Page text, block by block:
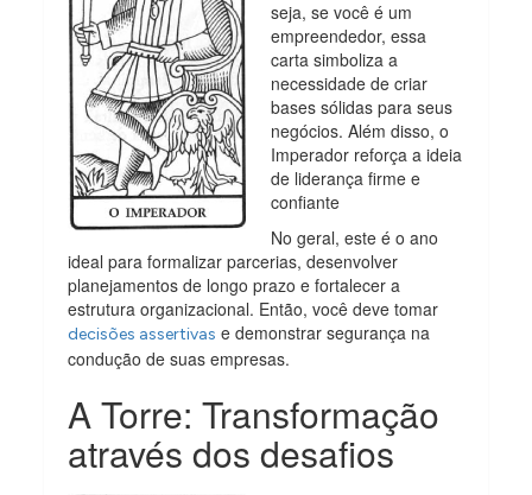
seja, se você é um
empreendedor, essa
carta simboliza a
necessidade de criar
bases sólidas para seus
negócios. Além disso, o
Imperador reforça a ideia
de liderança firme e
confiante
No geral, este é o ano
ideal para formalizar parcerias, desenvolver
planejamentos de longo prazo e fortalecer a
estrutura organizacional. Então, você deve tomar
decisões assertivas e demonstrar segurança na
condução de suas empresas.
A Torre: Transformação
através dos desafios